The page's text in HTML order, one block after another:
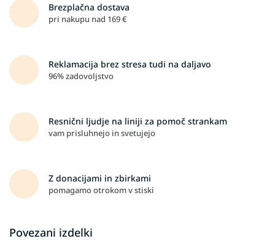
Brezplačna dostava
pri nakupu nad 169 €
Reklamacija brez stresa tudi na daljavo
96% zadovoljstvo
Resnični ljudje na liniji za pomoč strankam
vam prisluhnejo in svetujejo
Z donacijami in zbirkami
pomagamo otrokom v stiski
Povezani izdelki